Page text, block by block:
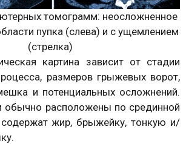
томограмм: неосложненное
пупка (слева) и с ущемлением
(стрелка)
картина зависит от стадии
размеров грыжевых ворот,
и потенциальных осложнений.
обычно расположены по срединной
жир, брыжейку, тонкую и/